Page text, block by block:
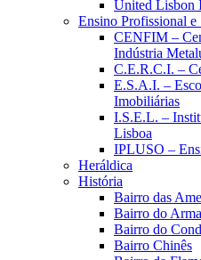
United Lisbon
Ensino Profissional e
CENFIM –
Indústria
C.E.R.C.I. –
E.S.A.I. –
Imobiliárias
I.S.E.L. –
Lisboa
IPLUSO –
Heráldica
História
Bairro das
Bairro do
Bairro do
Bairro Chinês